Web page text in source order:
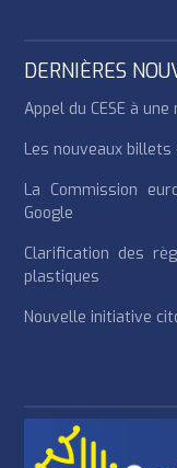
DERNIÈRES
Appel du CESE à
Les nouveaux billets
La Commission
Google
Clarification des
plastiques
Nouvelle initiative